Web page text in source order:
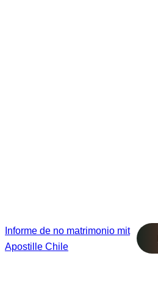
Informe de no matrimonio mit
Apostille Chile